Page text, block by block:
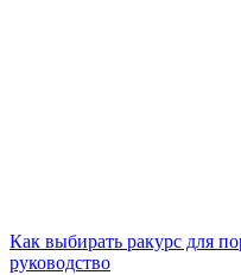
Как выбирать ракурс для
руководство